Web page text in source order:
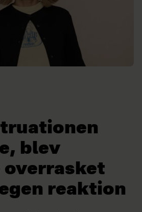
blev
overrasket
reaktion